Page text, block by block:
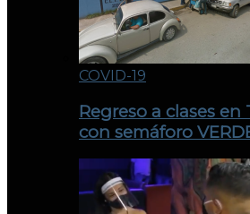
COVID-19
Regreso a clases en
con semáforo